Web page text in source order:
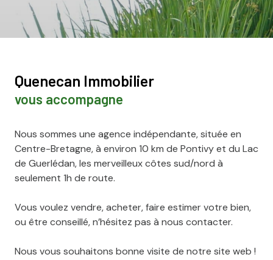
Quenecan Immobilier
vous accompagne
Nous sommes une agence indépendante, située en
Centre-Bretagne, à environ 10 km de Pontivy et du Lac
de Guerlédan, les merveilleux côtes sud/nord à
seulement 1h de route.
Vous voulez vendre, acheter, faire estimer votre bien,
ou être conseillé, n’hésitez pas à nous contacter.
Nous vous souhaitons bonne visite de notre site web !